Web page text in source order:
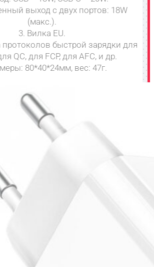
выход с двух портов: 18W
(макс.).
3. Вилка EU.
быстрой зарядки для
QC, для FCP, для AFC, и др.
80*40*24мм, вес: 47г.